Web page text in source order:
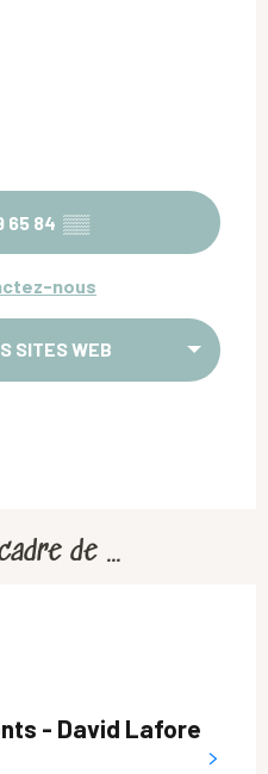
65 84 ▒▒
nous
SITES WEB
de ...
- David Lafore